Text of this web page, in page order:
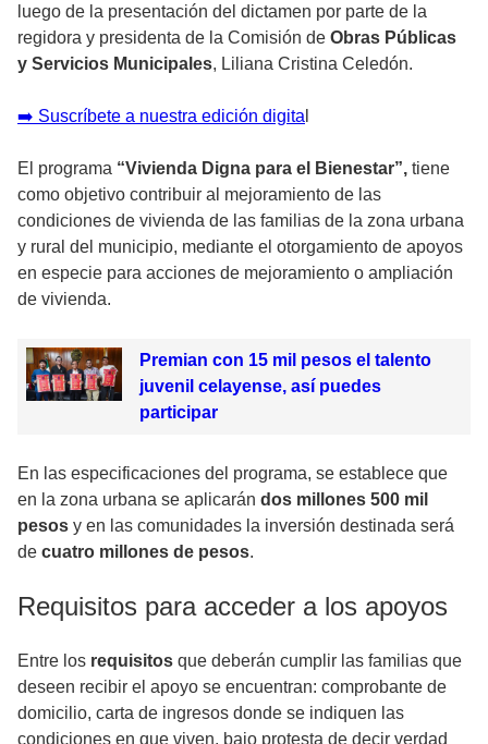
luego de la presentación del dictamen por parte de la
regidora y presidenta de la Comisión de Obras Públicas
y Servicios Municipales, Liliana Cristina Celedón.
➡️ Suscríbete a nuestra edición digita
El programa “Vivienda Digna para el Bienestar”, tiene
como objetivo contribuir al mejoramiento de las
condiciones de vivienda de las familias de la zona urbana
y rural del municipio, mediante el otorgamiento de apoyos
en especie para acciones de mejoramiento o ampliación
de vivienda.
Premian con 15 mil pesos el talento
juvenil celayense, así puedes
participar
En las especificaciones del programa, se establece que
en la zona urbana se aplicarán dos millones 500 mil
pesos y en las comunidades la inversión destinada será
de cuatro millones de pesos.
Requisitos para acceder a los apoyos
Entre los requisitos que deberán cumplir las familias que
deseen recibir el apoyo se encuentran: comprobante de
domicilio, carta de ingresos donde se indiquen las
condiciones en que viven, bajo protesta de decir verdad